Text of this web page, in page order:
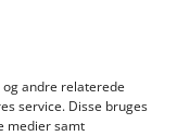
andre relaterede
service. Disse bruges
medier samt